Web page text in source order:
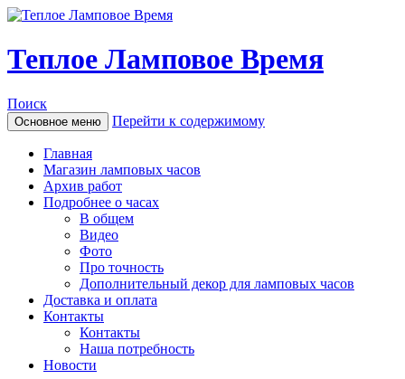
Теплое Ламповое Время
Поиск
Основное меню Перейти к содержимому
Главная
Магазин ламповых часов
Архив работ
Подробнее о часах
В общем
Видео
Фото
Про точность
Дополнительный декор для ламповых часов
Доставка и оплата
Контакты
Контакты
Наша потребность
Новости